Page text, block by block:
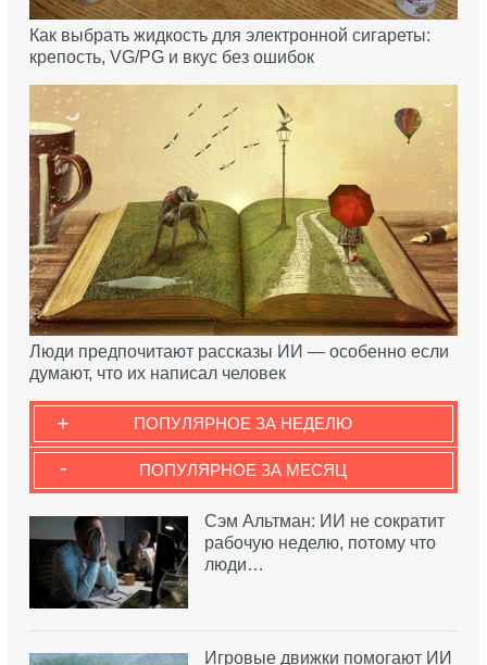
Как выбрать жидкость для электронной сигареты:
крепость, VG/PG и вкус без ошибок
Люди предпочитают рассказы ИИ — особенно если
думают, что их написал человек
ПОПУЛЯРНОЕ ЗА НЕДЕЛЮ
+
ПОПУЛЯРНОЕ ЗА МЕСЯЦ
-
Сэм Альтман: ИИ не сократит
рабочую неделю, потому что
люди…
Игровые движки помогают ИИ